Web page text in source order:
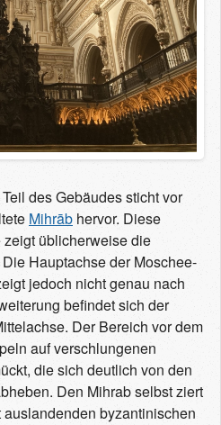
des Gebäudes sticht vor
Mihrāb hervor. Diese
üblicherweise die
Hauptachse der Moschee-
jedoch nicht genau nach
befindet sich der
Der Bereich vor dem
auf verschlungenen
die sich deutlich von den
Den Mihrab selbst ziert
byzantinischen